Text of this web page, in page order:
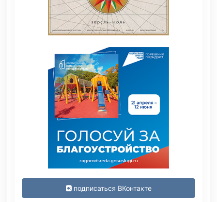
подписаться ВКонтакте